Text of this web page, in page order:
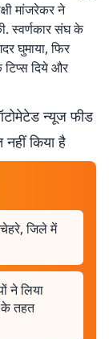
मांजरेकर ने
स्वर्णकार संघ के
घुमाया, फिर
दिये और
न्यूज फीड
किया है
जिले में
ने लिया
के तहत